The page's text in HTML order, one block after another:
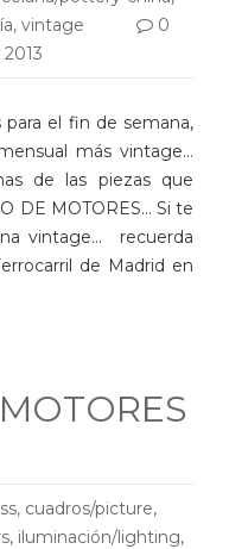
, vintage
0
el fin de semana,
más vintage…
de las piezas que
DE MOTORES… Si te
vintage… recuerda
de Madrid en
, cuadros/picture,
, iluminación/lighting,